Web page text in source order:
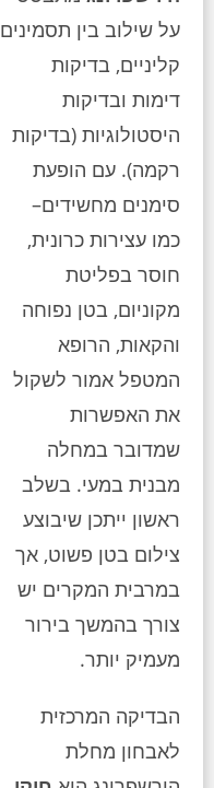
על שילוב בין תסמינים
קליניים, בדיקות
דימות ובדיקות
היסטולוגיות (בדיקות
רקמה). עם הופעת
סימנים מחשידים–
כמו עצירות כרונית,
חוסר בפליטת
מקוניום, בטן נפוחה
והקאות, הרופא
המטפל אמור לשקול
את האפשרות
שמדובר במחלה
מבנית במעי. בשלב
ראשון ייתכן שיבוצע
צילום בטן פשוט, אך
במרבית המקרים יש
צורך בהמשך בירור
מעמיק יותר.
הבדיקה המרכזית
לאבחון מחלת